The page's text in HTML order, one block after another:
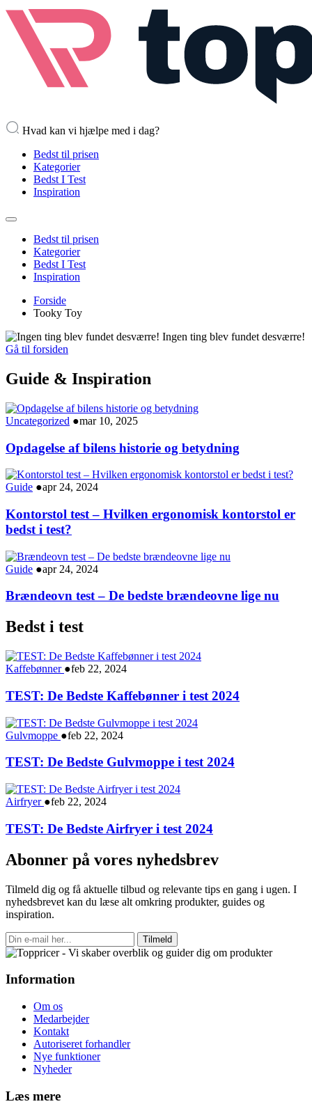
Hvad kan vi hjælpe med i dag?
Bedst til prisen
Kategorier
Bedst I Test
Inspiration
Bedst til prisen
Kategorier
Bedst I Test
Inspiration
Forside
Tooky Toy
Ingen ting blev fundet desværre!
Gå til forsiden
Guide & Inspiration
Uncategorized ●mar 10, 2025
Opdagelse af bilens historie og betydning
Guide ●apr 24, 2024
Kontorstol test – Hvilken ergonomisk kontorstol er
bedst i test?
Guide ●apr 24, 2024
Brændeovn test – De bedste brændeovne lige nu
Bedst i test
Kaffebønner ●feb 22, 2024
TEST: De Bedste Kaffebønner i test 2024
Gulvmoppe ●feb 22, 2024
TEST: De Bedste Gulvmoppe i test 2024
Airfryer ●feb 22, 2024
TEST: De Bedste Airfryer i test 2024
Abonner på vores nyhedsbrev
Tilmeld dig og få aktuelle tilbud og relevante tips en gang i ugen. I
nyhedsbrevet kan du læse alt omkring produkter, guides og
inspiration.
Tilmeld
Information
Om os
Medarbejder
Kontakt
Autoriseret forhandler
Nye funktioner
Nyheder
Læs mere